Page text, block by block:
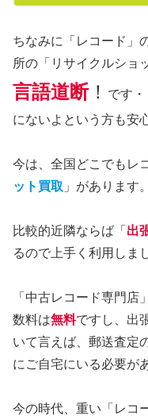
ちなみに「レコード」
所の「リサイクルショ
言語道断！
です
にないよという方も安
今は、全国どこでもレ
ット買取 」があります。
比較的近隣ならば「 出
るので上手く利用しま
「中古レコード専門
数料は無料ですし、出
いて言えば、郵送査定
にご自宅にいる必要が
今の時代、重い「レコ